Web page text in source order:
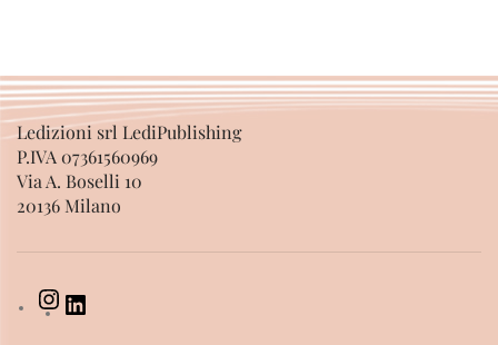
Ledizioni srl LediPublishing
P.IVA 07361560969
Via A. Boselli 10
20136 Milano